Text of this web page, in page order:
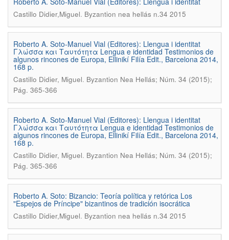
Castillo Didier,Miguel. Byzantion nea hellás n.34 2015
Roberto A. Soto-Manuel Vial (Editores): Llengua i identitat
Γλώσσα και Ταυτότητα Lengua e identidad Testimonios de
algunos rincones de Europa, Ellinikí Filía Edit., Barcelona 2014,
168 p.
Castillo Didier, Miguel. Byzantion Nea Hellás; Núm. 34 (2015);
Pág. 365-366
Roberto A. Soto-Manuel Vial (Editores): Llengua i identitat
Γλώσσα και Ταυτότητα Lengua e identidad Testimonios de
algunos rincones de Europa, Ellinikí Filía Edit., Barcelona 2014,
168 p.
Castillo Didier, Miguel. Byzantion Nea Hellás; Núm. 34 (2015);
Pág. 365-366
Roberto A. Soto: Bizancio: Teoría política y retórica Los
"Espejos de Príncipe" bizantinos de tradición isocrática
Castillo Didier,Miguel. Byzantion nea hellás n.34 2015